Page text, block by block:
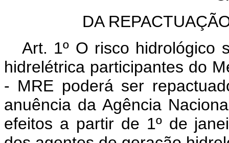
DA
Art. 1º O risco hidrológico
hidrelétrica participantes do
- MRE poderá ser
anuência da Agência
efeitos a partir de 1º de